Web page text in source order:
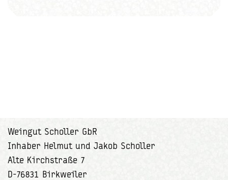
Weingut Scholler GbR
Inhaber Helmut und Jakob Scholler
Alte Kirchstraße 7
D-76831 Birkweiler